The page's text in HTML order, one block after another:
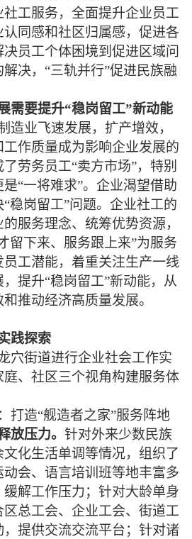
工服务，全面提升企业员工
同感和社区归属感，促进各
员工个体困境到促进区域问
决，“三轨并行”促进民族融
需要提升“稳岗留工”新动能
造业飞速发展，扩产增效，
作质量成为影响企业发展的
劳务员工“卖方市场”，特别
“一将难求”。企业渴望借助
稳岗留工”问题。企业社工的
服务理念、统筹优势资源，
留下来、服务跟上来”为服务
工潜能，着重关注生产一线
提升“稳岗留工”新动能，从
推动经济高质量发展。
践探索
穴街道进行企业社会工作实
、社区三个视角构建服务体
打造“舰造者之家”服务阵地
放压力。 针对外来少数民族
化生活单调等情况，组织了
会、语言培训班等地丰富多
解工作压力；针对大龄单身
总工会、企业工会、街道工
提供交流交流平台；针对诸